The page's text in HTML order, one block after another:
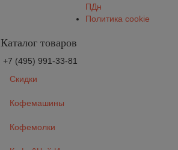
ПДн
Политика cookie
Каталог товаров
+7 (495) 991-33-81
Скидки
Кофемашины
Кофемолки